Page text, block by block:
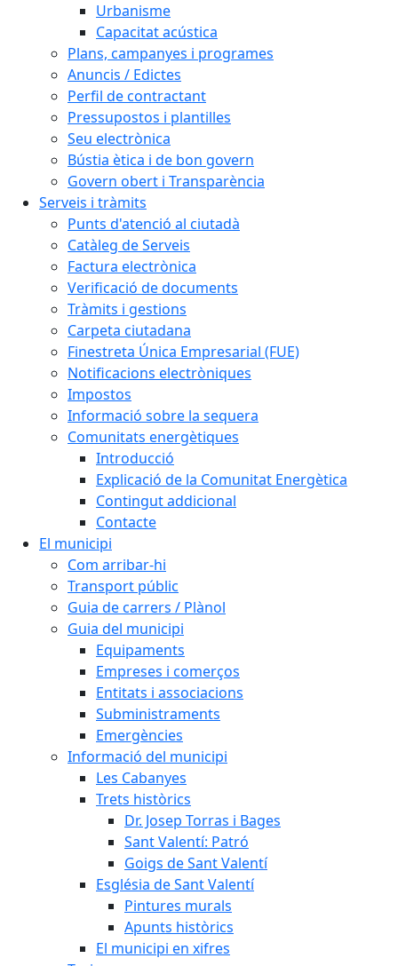
Urbanisme
Capacitat acústica
Plans, campanyes i programes
Anuncis / Edictes
Perfil de contractant
Pressupostos i plantilles
Seu electrònica
Bústia ètica i de bon govern
Govern obert i Transparència
Serveis i tràmits
Punts d'atenció al ciutadà
Catàleg de Serveis
Factura electrònica
Verificació de documents
Tràmits i gestions
Carpeta ciutadana
Finestreta Única Empresarial (FUE)
Notificacions electròniques
Impostos
Informació sobre la sequera
Comunitats energètiques
Introducció
Explicació de la Comunitat Energètica
Contingut addicional
Contacte
El municipi
Com arribar-hi
Transport públic
Guia de carrers / Plànol
Guia del municipi
Equipaments
Empreses i comerços
Entitats i associacions
Subministraments
Emergències
Informació del municipi
Les Cabanyes
Trets històrics
Dr. Josep Torras i Bages
Sant Valentí: Patró
Goigs de Sant Valentí
Església de Sant Valentí
Pintures murals
Apunts històrics
El municipi en xifres